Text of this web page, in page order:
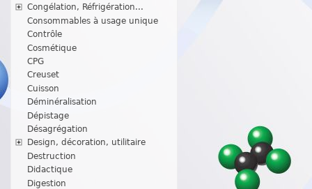
Congélation, Réfrigération...
Consommables à usage unique
Contrôle
Cosmétique
CPG
Creuset
Cuisson
Déminéralisation
Dépistage
Désagrégation
Design, décoration, utilitaire
Destruction
Didactique
Digestion